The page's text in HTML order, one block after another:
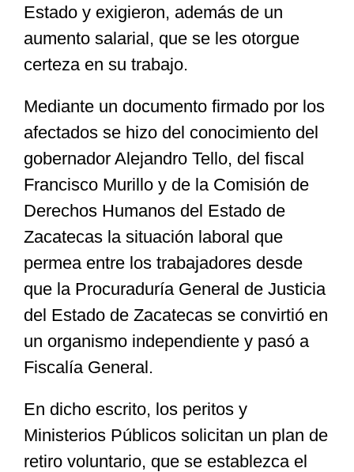
Opinión
Nosotros
Estado y exigieron, además de un
aumento salarial, que se les otorgue
certeza en su trabajo.
Mediante un documento firmado por los
afectados se hizo del conocimiento del
gobernador Alejandro Tello, del fiscal
Francisco Murillo y de la Comisión de
Derechos Humanos del Estado de
Zacatecas la situación laboral que
permea entre los trabajadores desde
que la Procuraduría General de Justicia
del Estado de Zacatecas se convirtió en
un organismo independiente y pasó a
Fiscalía General.
En dicho escrito, los peritos y
Ministerios Públicos solicitan un plan de
retiro voluntario, que se establezca el